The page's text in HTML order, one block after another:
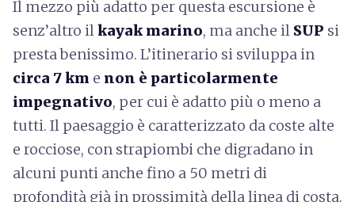
Il mezzo più adatto per questa escursione è
senz’altro ilkayak marino, ma anche il SUP si
presta benissimo. L’itinerario si sviluppa in
circa 7 km e non è particolarmente
impegnativo, per cui è adatto più o meno a
tutti. Il paesaggio è caratterizzato da coste alte
e rocciose, con strapiombi che digradano in
alcuni punti anche fino a 50 metri di
profondità già in prossimità della linea di costa.